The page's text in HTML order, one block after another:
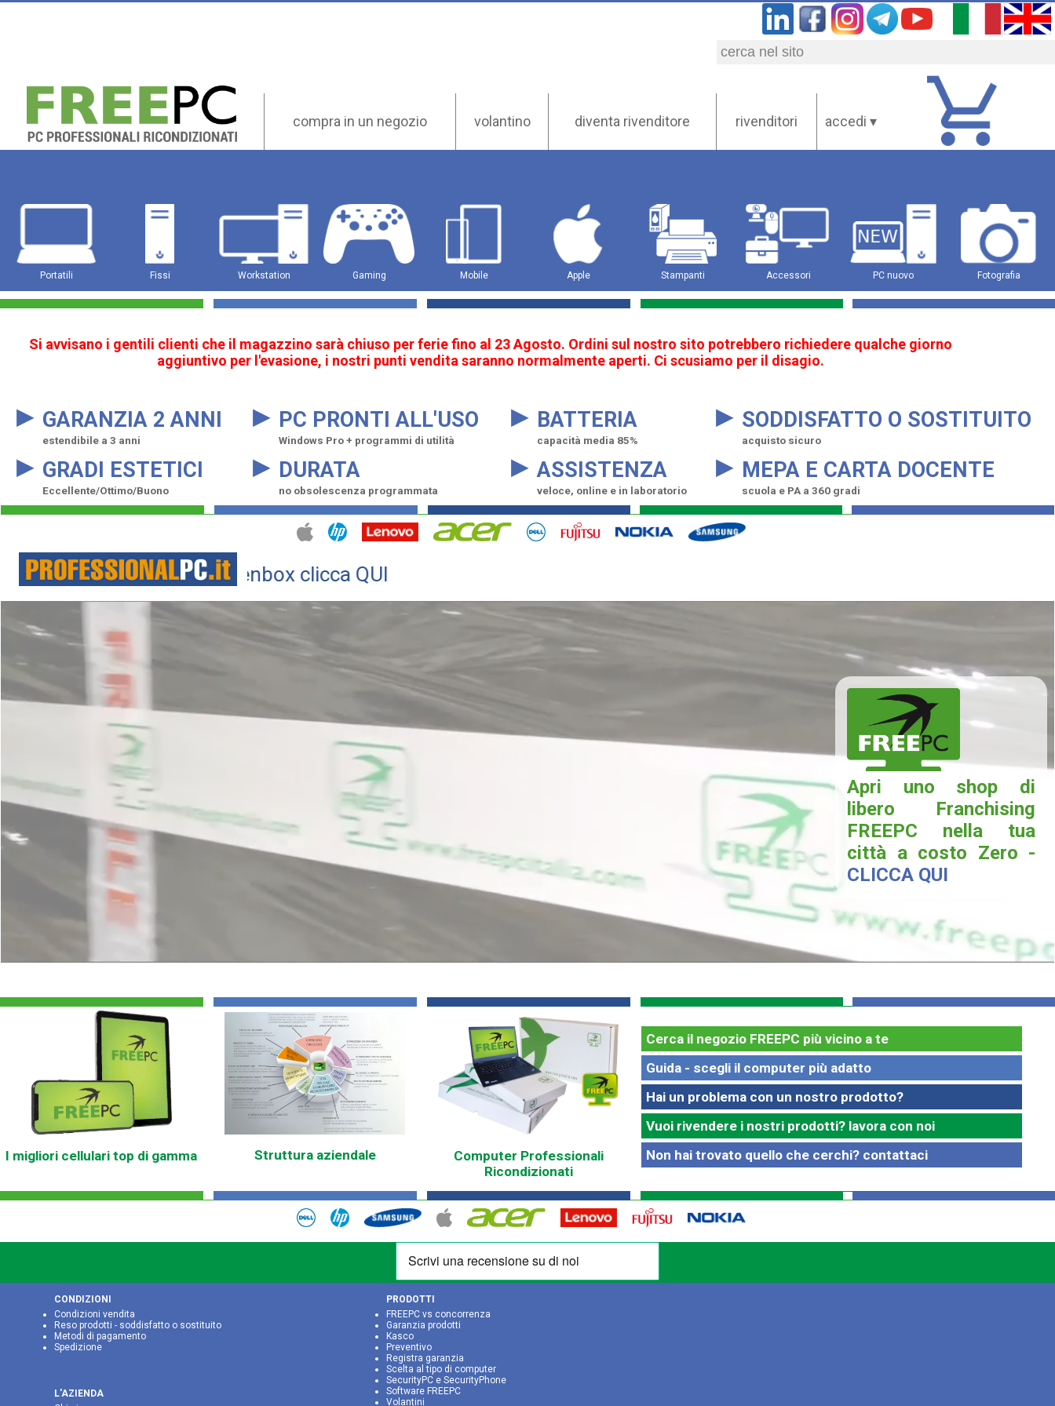
compra in un negozio volantino diventa rivenditore rivenditori accedi ▾
Portatili Fissi Workstation Gaming Mobile Apple Stampanti Accessori PC nuovo Fotografia
Si avvisano i gentili clienti che il magazzino sarà chiuso per ferie fino al 23 Agosto. Ordini sul nostro sito potrebbero richiedere qualche giorno
aggiuntivo per l'evasione, i nostri punti vendita saranno normalmente aperti. Ci scusiamo per il disagio.
▸ GARANZIA 2 ANNI
estendibile a 3 anni
▸ PC PRONTI ALL'USO
Windows Pro + programmi di utilità
▸ BATTERIA
capacità media 85%
▸ SODDISFATTO O SOSTITUITO
acquisto sicuro
▸ GRADI ESTETICI
Eccellente/Ottimo/Buono
▸ DURATA
no obsolescenza programmata
▸ ASSISTENZA
veloce, online e in laboratorio
▸ MEPA E CARTA DOCENTE
scuola e PA a 360 gradi
prodotti nuovi openbox clicca QUI
Apri uno shop di
libero Franchising
FREEPC nella tua
città a costo Zero -
CLICCA QUI
I migliori cellulari top di gamma Struttura aziendale
Computer Professionali
Ricondizionati
Cerca il negozio FREEPC più vicino a te
Guida - scegli il computer più adatto
Hai un problema con un nostro prodotto?
Vuoi rivendere i nostri prodotti? lavora con noi
Non hai trovato quello che cerchi? contattaci
CONDIZIONI
Condizioni vendita
Reso prodotti - soddisfatto o sostituito
Metodi di pagamento
Spedizione
L'AZIENDA
PRODOTTI
FREEPC vs concorrenza
Garanzia prodotti
Kasco
Preventivo
Registra garanzia
Scelta al tipo di computer
SecurityPC e SecurityPhone
Software FREEPC
Volantini